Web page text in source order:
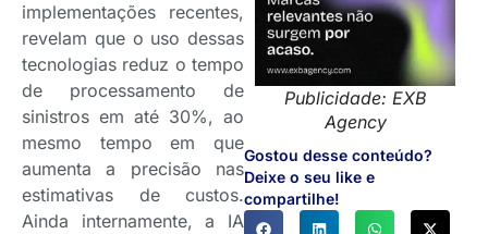
Publicidade: EXB
Agency
Gostou desse conteúdo?
Deixe o seu like e
compartilhe!
implementações recentes,
revelam que o uso dessas
tecnologias reduz o tempo
de processamento de
sinistros em até 30%, ao
mesmo tempo em que
aumenta a precisão nas
estimativas de custos.
Ainda internamente, a IA